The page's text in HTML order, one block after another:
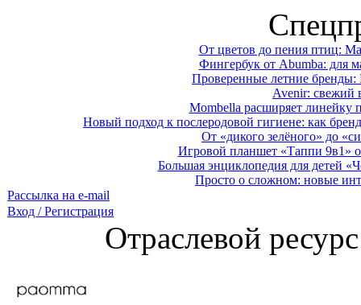
От цветов до пения птиц:
Фингербук от Abumba: для
Проверенные летние
Avenir: свежий
Mombella расширяет линейку
Новый подход к послеродовой гигиене: как
От «дикого зелёного» до
Игровой планшет «Таппи 9в1»
Большая энциклопедия для детей
Просто о сложном: новые
Рассылка на e-mail
Вход / Регистрация
Отраслевой